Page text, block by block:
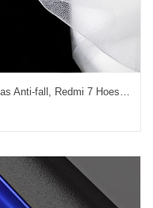
Redmi 7 Hoesje Eenvoudige Gehard Glas Anti-fall, Redmi 7 Hoesje Aardbei Hoes Beige